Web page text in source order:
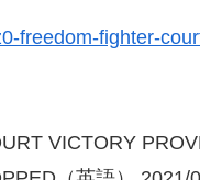
freedom-fighter-
VICTORY